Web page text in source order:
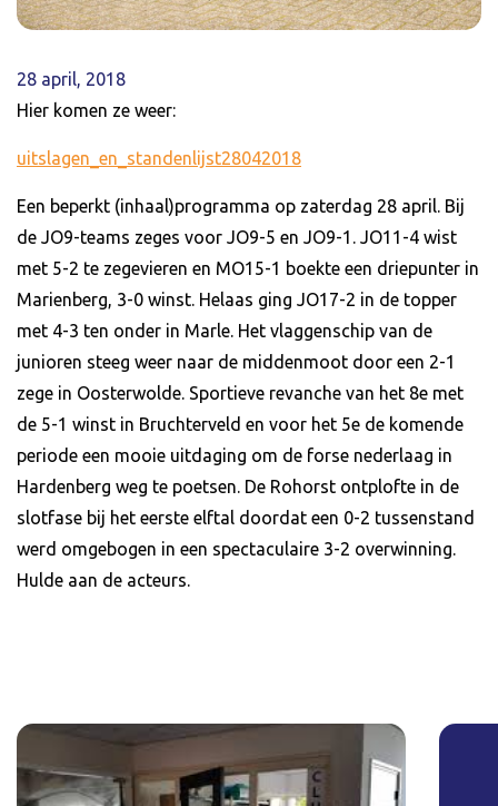
28 april, 2018
Hier komen ze weer:
uitslagen_en_standenlijst28042018
Een beperkt (inhaal)programma op zaterdag 28 april. Bij
de JO9-teams zeges voor JO9-5 en JO9-1. JO11-4 wist
met 5-2 te zegevieren en MO15-1 boekte een driepunter in
Marienberg, 3-0 winst. Helaas ging JO17-2 in de topper
met 4-3 ten onder in Marle. Het vlaggenschip van de
junioren steeg weer naar de middenmoot door een 2-1
zege in Oosterwolde. Sportieve revanche van het 8e met
de 5-1 winst in Bruchterveld en voor het 5e de komende
periode een mooie uitdaging om de forse nederlaag in
Hardenberg weg te poetsen. De Rohorst ontplofte in de
slotfase bij het eerste elftal doordat een 0-2 tussenstand
werd omgebogen in een spectaculaire 3-2 overwinning.
Hulde aan de acteurs.